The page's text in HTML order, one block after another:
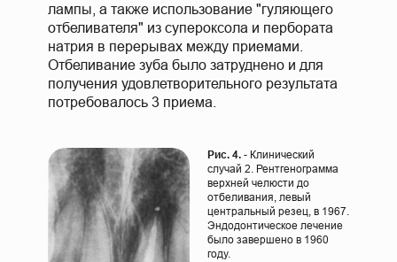
лампы, а также использование "гуляющего
отбеливателя" из супероксола и пербората
натрия в перерывах между приемами.
Отбеливание зуба было затруднено и для
получения удовлетворительного результата
потребовалось 3 приема.
Рис. 4. - Клинический
случай 2. Рентгенограмма
верхней челюсти до
отбеливания, левый
центральный резец, в 1967.
Эндодонтическое лечение
было завершено в 1960
году.